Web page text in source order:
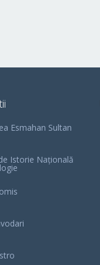
Esmahan Sultan
Istorie Națională